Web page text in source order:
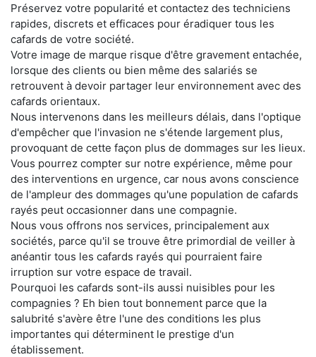
Préservez votre popularité et contactez des techniciens
rapides, discrets et efficaces pour éradiquer tous les
cafards de votre société.
Votre image de marque risque d'être gravement entachée,
lorsque des clients ou bien même des salariés se
retrouvent à devoir partager leur environnement avec des
cafards orientaux.
Nous intervenons dans les meilleurs délais, dans l'optique
d'empêcher que l'invasion ne s'étende largement plus,
provoquant de cette façon plus de dommages sur les lieux.
Vous pourrez compter sur notre expérience, même pour
des interventions en urgence, car nous avons conscience
de l'ampleur des dommages qu'une population de cafards
rayés peut occasionner dans une compagnie.
Nous vous offrons nos services, principalement aux
sociétés, parce qu'il se trouve être primordial de veiller à
anéantir tous les cafards rayés qui pourraient faire
irruption sur votre espace de travail.
Pourquoi les cafards sont-ils aussi nuisibles pour les
compagnies ? Eh bien tout bonnement parce que la
salubrité s'avère être l'une des conditions les plus
importantes qui déterminent le prestige d'un
établissement.